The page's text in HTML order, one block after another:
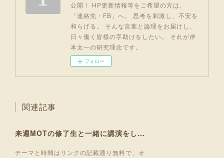
公開！ HP更新情報等をご希望の方は、
「連絡先・FB」へ。 思考を刺激し、不安を
和らげる。 そんな言葉と論理をお届けし、
日々働く皆様の手助けをしたい。 それが岸
本太一の研究理念です。
フォロー
関連記事
来週MOTの修了生と一緒に講演をします！
テーマと時間はリンクの記載通り無料で、オ